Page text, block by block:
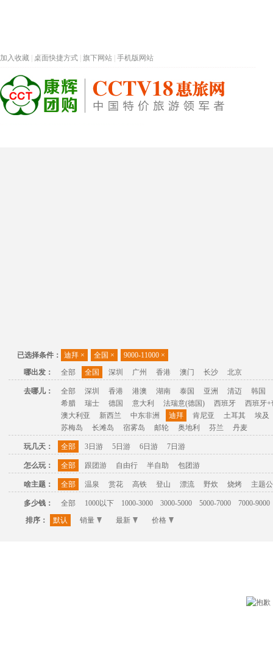
加入收藏 桌面快捷方式 旗下网站 手机版网站
已选择条件： 迪拜 × 全国 × 9000-11000 ×
哪出发：
全部 全国 深圳 广州 香港 澳门 长沙 北京
去哪儿： 全部 深圳 香港 港澳 湖南 泰国 亚洲 清迈
韩国
希腊
瑞士 德国 意大利 法瑞意(德国) 西班牙
西班牙+
澳大利亚
新西兰 中东非洲 迪拜 肯尼亚 土耳其
埃及
苏梅岛
长滩岛 宿雾岛 邮轮 奥地利 芬兰 丹麦
玩几天： 全部 3日游 5日游 6日游 7日游
怎么玩： 全部 跟团游 自由行 半自助 包团游
啥主题： 全部 温泉 赏花 高铁 登山 漂流 野炊 烧烤 主题
多少钱： 全部 1000以下 1000-3000 3000-5000 5000-7000
7000-9000
排序：
默认 销量 最新 价格